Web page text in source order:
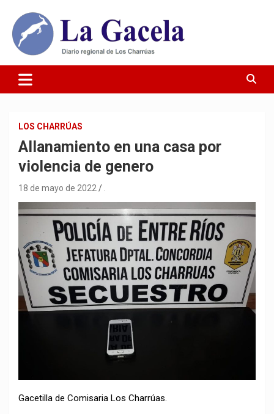
contenido
Diario La Gacela
LOS CHARRÚAS
Allanamiento en una casa por
violencia de genero
18 de mayo de 2022
Gacetilla de Comisaria Los Charrúas.